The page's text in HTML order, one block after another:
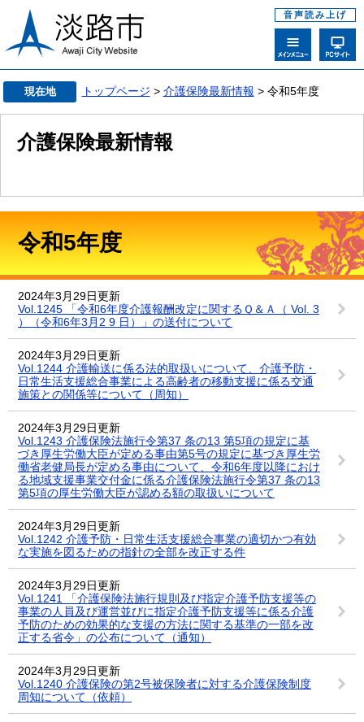
音声読み上げ
現在地 トップページ > 介護保険最新情報 > 令和5年度
介護保険最新情報
令和5年度
2024年3月29日更新
Vol.1245 「令和6年度介護報酬改定に関するＱ＆Ａ（ Vol. 3
）（令和6年3月2 9 日）」の送付について
2024年3月29日更新
Vol.1244 介護輸送に係る法的取扱いについて、介護予防・
日常生活支援総合事業による高齢者の移動支援に係る交通
施策との関係等について（周知）
2024年3月29日更新
Vol.1243 介護保険法施行令第37 条の13 第5項の規定に基
づき厚生労働大臣が定める事由第5号の規定に基づき厚生労
働省老健局長が定める事由について、令和6年度以降におけ
る地域支援事業交付金に係る介護保険法施行令第37 条の13
第5項の厚生労働大臣が認める額の取扱いについて
2024年3月29日更新
Vol.1242 介護予防・日常生活支援総合事業の適切かつ有効
な実施を図るための指針の全部を改正する件
2024年3月29日更新
Vol.1241 「介護保険法施行規則及び指定介護予防支援等の
事業の人員及び運営並びに指定介護予防支援等に係る介護
予防のための効果的な支援の方法に関する基準の一部を改
正する省令」の公布について（通知）
2024年3月29日更新
Vol.1240 介護保険の第2号被保険者に対する介護保険制度
周知について（依頼）